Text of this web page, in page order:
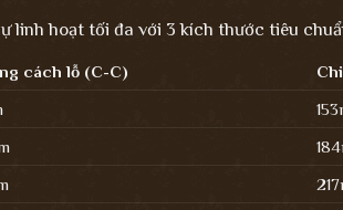
linh hoạt tối đa với 3 kích thước tiêu
cách lỗ (C-C)